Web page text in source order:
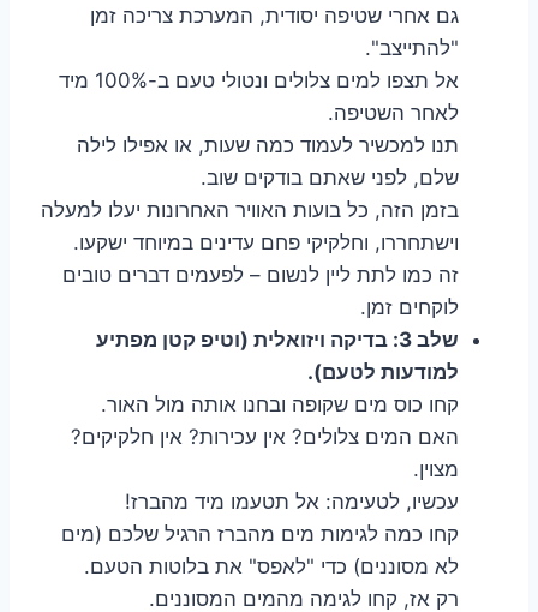
גם אחרי שטיפה יסודית, המערכת צריכה זמן
"להתייצב".
אל תצפו למים צלולים ונטולי טעם ב-100% מיד
לאחר השטיפה.
תנו למכשיר לעמוד כמה שעות, או אפילו לילה
שלם, לפני שאתם בודקים שוב.
בזמן הזה, כל בועות האוויר האחרונות יעלו למעלה
וישתחררו, וחלקיקי פחם עדינים במיוחד ישקעו.
זה כמו לתת ליין לנשום – לפעמים דברים טובים
לוקחים זמן.
שלב 3: בדיקה ויזואלית (וטיפ קטן מפתיע
למודעות לטעם).
קחו כוס מים שקופה ובחנו אותה מול האור.
האם המים צלולים? אין עכירות? אין חלקיקים?
מצוין.
עכשיו, לטעימה: אל תטעמו מיד מהברז!
קחו כמה לגימות מים מהברז הרגיל שלכם (מים
לא מסוננים) כדי "לאפס" את בלוטות הטעם.
רק אז, קחו לגימה מהמים המסוננים.